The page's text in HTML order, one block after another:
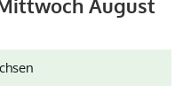
August